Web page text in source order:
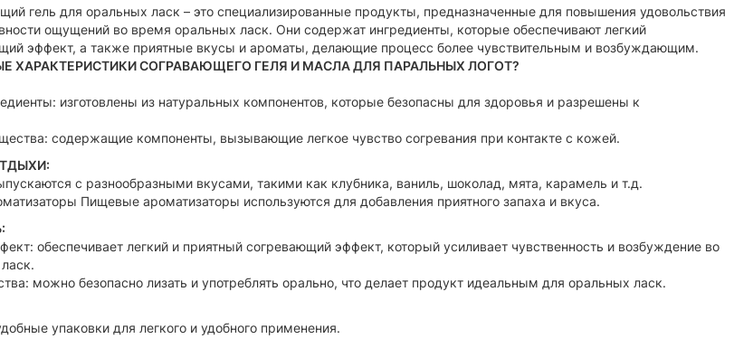
гель для оральных ласк – это специализированные продукты, предназначенные для повышения удовольствия
ощущений во время оральных ласк. Они содержат ингредиенты, которые обеспечивают легкий
эффект, а также приятные вкусы и ароматы, делающие процесс более чувствительным и возбуждающим.
ХАРАКТЕРИСТИКИ СОГРАВАЮЩЕГО ГЕЛЯ И МАСЛА ДЛЯ ПАРАЛЬНЫХ ЛОГОТ?
изготовлены из натуральных компонентов, которые безопасны для здоровья и разрешены к
содержащие компоненты, вызывающие легкое чувство согревания при контакте с кожей.
с разнообразными вкусами, такими как клубника, ваниль, шоколад, мята, карамель и т.д.
Пищевые ароматизаторы используются для добавления приятного запаха и вкуса.
обеспечивает легкий и приятный согревающий эффект, который усиливает чувственность и возбуждение во
можно безопасно лизать и употреблять орально, что делает продукт идеальным для оральных ласк.
упаковки для легкого и удобного применения.